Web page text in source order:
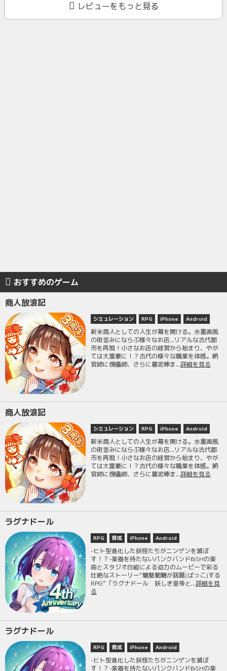
レビューをもっと見る
おすすめのゲーム
商人放浪記
シミュレーション RPG iPhone Android
新米商人としての人生が幕を開ける。水墨画風
の街並みにならぶ様々なお店...リアルな古代都
市を再現！小さなお店の経営から始まり、やが
ては大富豪に！？古代の様々な職業を体感。納
官師に傀儡師、さらに墓泥棒ま...詳細を見る
商人放浪記
シミュレーション RPG iPhone Android
新米商人としての人生が幕を開ける。水墨画風
の街並みにならぶ様々なお店...リアルな古代都
市を再現！小さなお店の経営から始まり、やが
ては大富豪に！？古代の様々な職業を体感。納
官師に傀儡師、さらに墓泥棒ま...詳細を見る
ラグナドール
RPG 育成 iPhone Android
-ヒト型進化した妖怪たちがニンゲンを滅ぼ
す！？-楽器を持たないパンクバンドBiSHの楽
曲とスタジオ白組による迫力のムービーで彩る
壮絶なストーリー“魑魅魍魎が跋扈(ばっこ)する
RPG”「ラグナドール 妖しき皇帝と...詳細を見
る
ラグナドール
RPG 育成 iPhone Android
-ヒト型進化した妖怪たちがニンゲンを滅ぼ
す！？-楽器を持たないパンクバンドBiSHの楽